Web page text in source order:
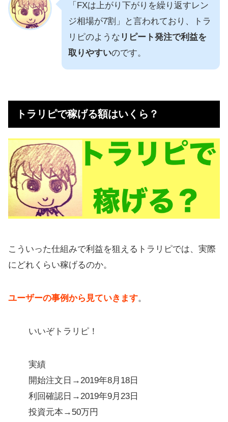
「FXは上がり下がりを繰り返すレン
ジ相場が7割」と言われており、トラ
リピのような リピート発注で利益を
取りやすいのです。
トラリピで稼げる額はいくら？
こういった仕組みで利益を狙えるトラリピでは、実際
にどれくらい稼げるのか。
ユーザーの事例から見ていきます。
いいぞトラリピ！
実績
開始注文日→2019年8月18日
利回確認日→2019年9月23日
投資元本→50万円